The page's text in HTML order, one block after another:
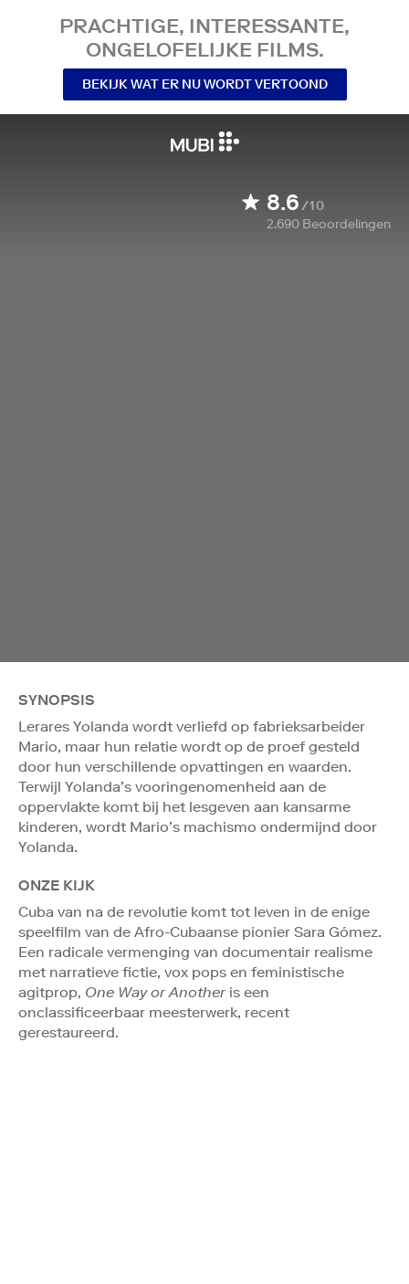
PRACHTIGE, INTERESSANTE,
ONGELOFELIJKE FILMS.
BEKIJK WAT ER NU WORDT VERTOOND
8.6/10
2.690 Beoordelingen
SYNOPSIS
Lerares Yolanda wordt verliefd op fabrieksarbeider
Mario, maar hun relatie wordt op de proef gesteld
door hun verschillende opvattingen en waarden.
Terwijl Yolanda’s vooringenomenheid aan de
oppervlakte komt bij het lesgeven aan kansarme
kinderen, wordt Mario’s machismo ondermijnd door
Yolanda.
ONZE KIJK
Cuba van na de revolutie komt tot leven in de enige
speelfilm van de Afro-Cubaanse pionier Sara Gómez.
Een radicale vermenging van documentair realisme
met narratieve fictie, vox pops en feministische
agitprop, One Way or Anotheris een
onclassificeerbaar meesterwerk, recent
gerestaureerd.